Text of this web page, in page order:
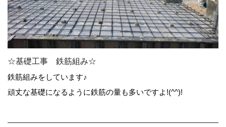
☆基礎工事 鉄筋組み☆
鉄筋組みをしています♪
頑丈な基礎になるように鉄筋の量も多いですよ!(^^)!